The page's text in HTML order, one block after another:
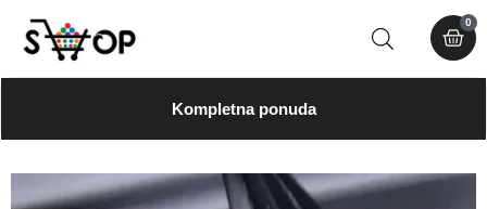
0
Kompletna ponuda